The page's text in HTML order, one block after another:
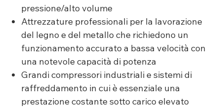
pressione/alto volume
Attrezzature professionali per la lavorazione
del legno e del metallo che richiedono un
funzionamento accurato a bassa velocità con
una notevole capacità di potenza
Grandi compressori industriali e sistemi di
raffreddamento in cui è essenziale una
prestazione costante sotto carico elevato